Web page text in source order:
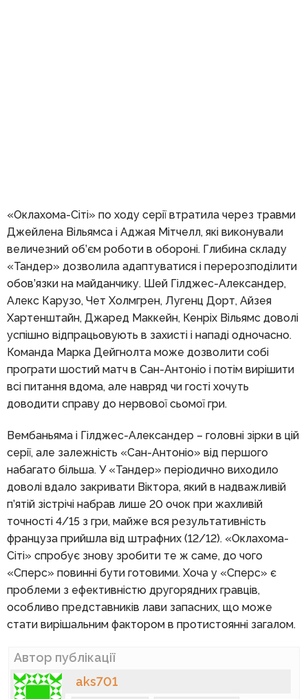
«Оклахома-Сіті» по ходу серії втратила через травми
Джейлена Вільямса і Аджая Мітчелл, які виконували
величезний об’єм роботи в обороні. Глибина складу
«Тандер» дозволила адаптуватися і перерозподілити
обов’язки на майданчику. Шей Гілджес-Александер,
Алекс Карузо, Чет Холмгрен, Лугенц Дорт, Айзея
Хартенштайн, Джаред Маккейн, Кенріх Вільямс доволі
успішно відпрацьовують в захисті і нападі одночасно.
Команда Марка Дейгнолта може дозволити собі
програти шостий матч в Сан-Антоніо і потім вирішити
всі питання вдома, але навряд чи гості хочуть
доводити справу до нервової сьомої гри.
Вембаньяма і Гілджес-Александер – головні зірки в цій
серії, але залежність «Сан-Антоніо» від першого
набагато більша. У «Тандер» періодично виходило
доволі вдало закривати Віктора, який в надважливій
п’ятій зістрічі набрав лише 20 очок при жахливій
точності 4/15 з гри, майже вся результативність
француза прийшла від штрафних (12/12). «Оклахома-
Сіті» спробує знову зробити те ж саме, до чого
«Сперс» повинні бути готовими. Хоча у «Сперс» є
проблеми з ефективністю другорядних гравців,
особливо представників лави запасних, що може
стати вирішальним фактором в протистоянні загалом.
Автор публікації
aks701